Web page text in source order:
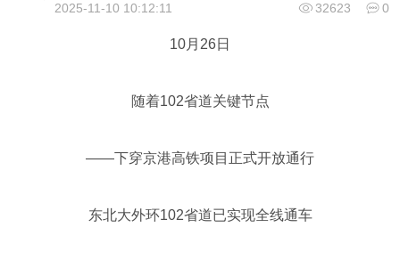
32623
0
2025-11-10 10:12:11
10月26日
随着102省道关键节点
——下穿京港高铁项目正式开放通行
东北大外环102省道已实现全线通车